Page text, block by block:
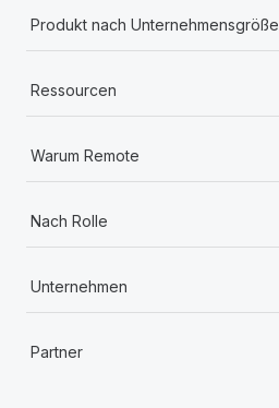
Produkt nach Unternehmensgröße
Ressourcen
Warum Remote
Nach Rolle
Unternehmen
Partner